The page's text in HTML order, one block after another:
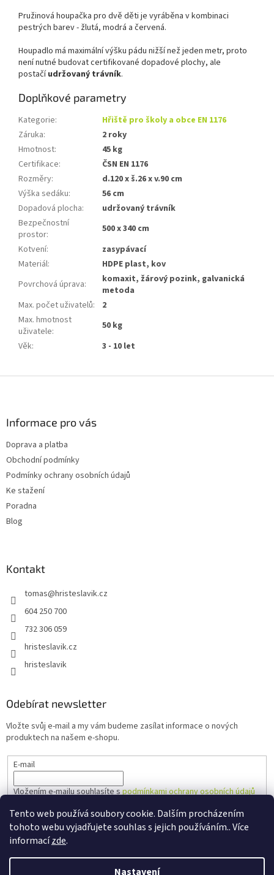
Tento web používá soubory cookie. Dalším procházením
tohoto webu vyjadřujete souhlas s jejich používáním.. Více
informacízde.
Nastavení
Pružinová houpačka pro dvě děti je vyráběna v kombinaci
pestrých barev - žlutá, modrá a červená.
Houpadlo má maximální výšku pádu nižší než jeden metr, proto
není nutné budovat certifikované dopadové plochy, ale
postačíudržovaný trávník.
Doplňkové parametry
Kategorie:
Hřiště pro školy a obce EN 1176
Záruka:
2 roky
Hmotnost:
45 kg
Certifikace:
ČSN EN 1176
Rozměry:
d.120 x š.26 x v.90 cm
Výška sedáku:
56 cm
Dopadová plocha:
udržovaný trávník
Bezpečnostní
prostor:
500 x 340 cm
Kotvení:
zasypávací
Materiál:
HDPE plast, kov
Povrchová úprava:
komaxit, žárový pozink, galvanická
metoda
Max. počet uživatelů:
2
Max. hmotnost
uživatele:
50 kg
Věk: 3 - 10 let
Informace pro vás
Doprava a platba
Obchodní podmínky
Podmínky ochrany osobních údajů
Ke stažení
Poradna
Blog
Kontakt
tomas@hristeslavik.cz
604 250 700
732 306 059
hristeslavik.cz
hristeslavik
Odebírat newsletter
Vložte svůj e-mail a my vám budeme zasílat informace o nových
produktech na našem e-shopu.
E-mail
Vložením e-mailu souhlasíte spodmínkami ochrany osobních údajů
PŘIHLÁSIT SE